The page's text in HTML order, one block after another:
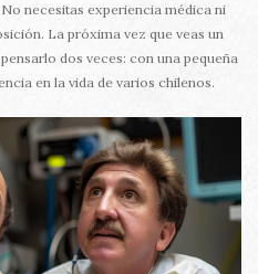
necesitas experiencia médica ni
La próxima vez que veas un
dos veces: con una pequeña
en la vida de varios chilenos.